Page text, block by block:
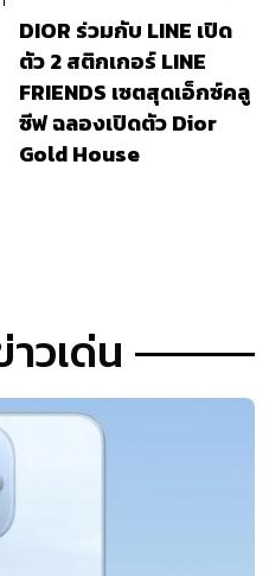
DIOR ร่วมกับ LINE เปิด
ตัว 2 สติกเกอร์ LINE
FRIENDS เซตสุดเอ็กซ์คลู
ซีฟ ฉลองเปิดตัว Dior
Gold House
วเด่น